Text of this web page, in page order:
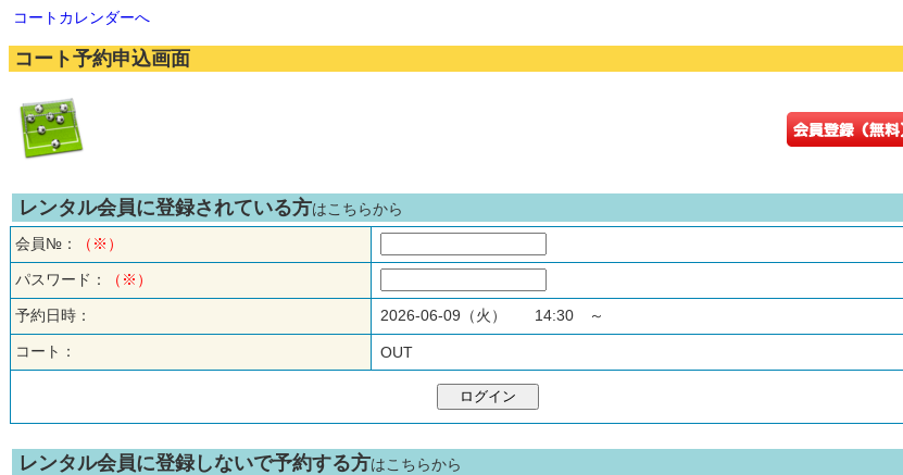
コートカレンダーへ
コート予約申込画面
レンタル会員に登録されている方はこちらから
会員№：
（※）
パスワード： （※）
予約日時： 2026-06-09（火） 14:30 ～
コート： OUT
レンタル会員に登録しないで予約する方はこちらから